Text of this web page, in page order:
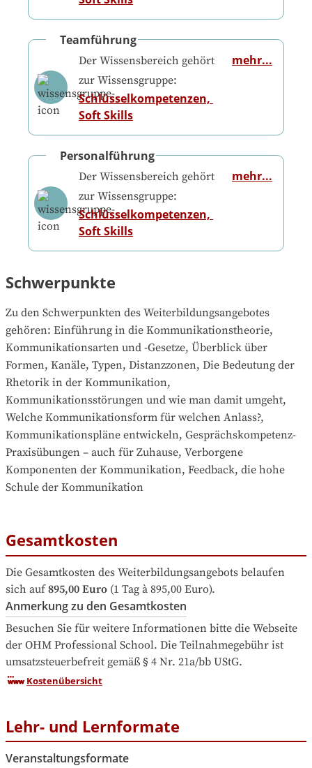
Teamführung
Der Wissensbereich gehört
zur Wissensgruppe:
Schlüsselkompetenzen,
Soft Skills
mehr...
Personalführung
Der Wissensbereich gehört
zur Wissensgruppe:
Schlüsselkompetenzen,
Soft Skills
mehr...
Schwerpunkte
Zu den Schwerpunkten des Weiterbildungsangebotes
gehören: Einführung in die Kommunikationstheorie,
Kommunikationsarten und -Gesetze, Überblick über
Formen, Kanäle, Typen, Distanzzonen, Die Bedeutung der
Rhetorik in der Kommunikation,
Kommunikationsstörungen und wie man damit umgeht,
Welche Kommunikationsform für welchen Anlass?,
Kommunikationspläne entwickeln, Gesprächskompetenz-
Praxisübungen – auch für Zuhause, Verborgene
Komponenten der Kommunikation, Feedback, die hohe
Schule der Kommunikation
Gesamtkosten
Die Gesamtkosten des Weiterbildungsangebots belaufen
sich auf 895,00 Euro (1 Tag à 895,00 Euro).
Anmerkung zu den Gesamtkosten
Besuchen Sie für weitere Informationen bitte die Webseite
der OHM Professional School. Die Teilnahmegebühr ist
umsatzsteuerbefreit gemäß § 4 Nr. 21a/bb UStG.
Kostenübersicht
Lehr- und Lernformate
Veranstaltungsformate